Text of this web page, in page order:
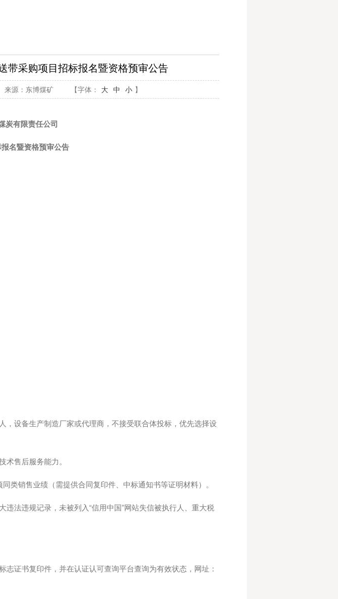
带采购项目招标报名暨资格预审公告
来源：东博煤矿 【字体： 大 中 小 】
炭有限责任公司
名暨资格预审公告
设备生产制造厂家或代理商，不接受联合体投标，优先选择设
售后服务能力。
类销售业绩（需提供合同复印件、中标通知书等证明材料）。
法违规记录，未被列入“信用中国”网站失信被执行人、重大税
证书复印件，并在认证认可查询平台查询为有效状态，网址：